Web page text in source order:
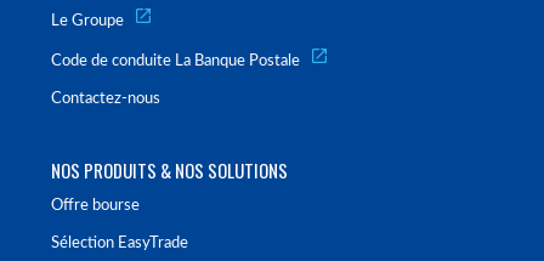
Le Groupe
Code de conduite La Banque Postale
Contactez-nous
NOS PRODUITS & NOS SOLUTIONS
Offre bourse
Sélection EasyTrade